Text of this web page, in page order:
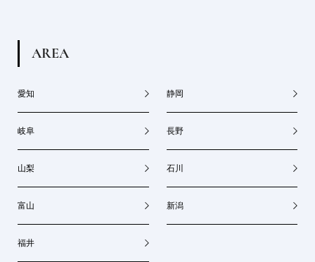
AREA
愛知 静岡
岐阜 長野
山梨 石川
富山 新潟
福井